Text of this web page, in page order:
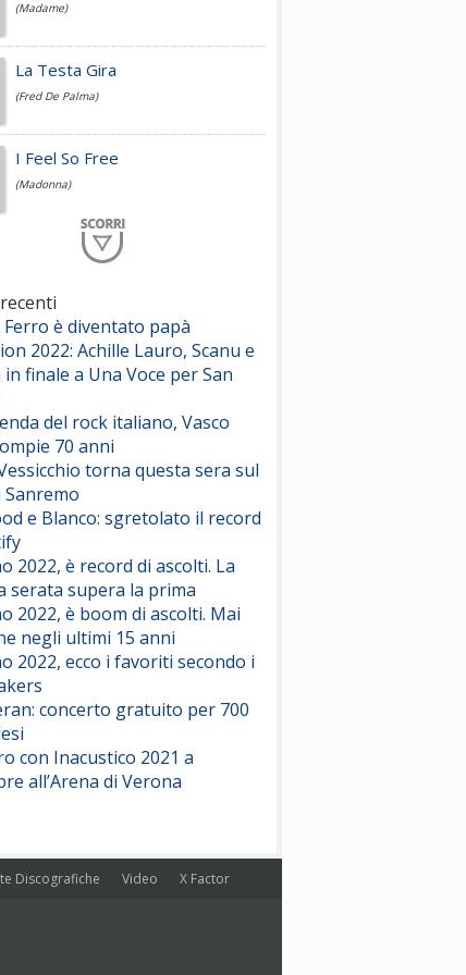
Fedez
Simone Cristicchi
Lucio Dalla
ModÃ
Marco Masini
Duran Duran
Willie Peyote
Nothing But Thieves
Pinguini Tattici Nucleari
Rose Villain
(Madame)
La Testa Gira
(Fred De Palma)
I Feel So Free
(Madonna)
Al Mio Paese
Free To Love
(Duran Duran)
Let Me Be
(Second Voice (The))
Drop Dead
(Olivia Rodrigo)
Cryogen
(Muse)
Per Sempre Si
(Sal da Vinci)
Canzone Estiva
Comuni Immortali
(Achille Lauro)
è diventato papà
2022: Achille Lauro, Scanu e
finale a Una Voce per San
del rock italiano, Vasco
70 anni
torna questa sera sul
Sanremo
e Blanco: sgretolato il record
2022, è record di ascolti. La
serata supera la prima
2022, è boom di ascolti. Mai
negli ultimi 15 anni
2022, ecco i favoriti secondo i
concerto gratuito per 700
con Inacustico 2021 a
all’Arena di Verona
Discografiche Video X Factor